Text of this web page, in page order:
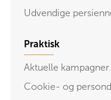
Udvendige
Praktisk
Aktuelle
Cookie- og